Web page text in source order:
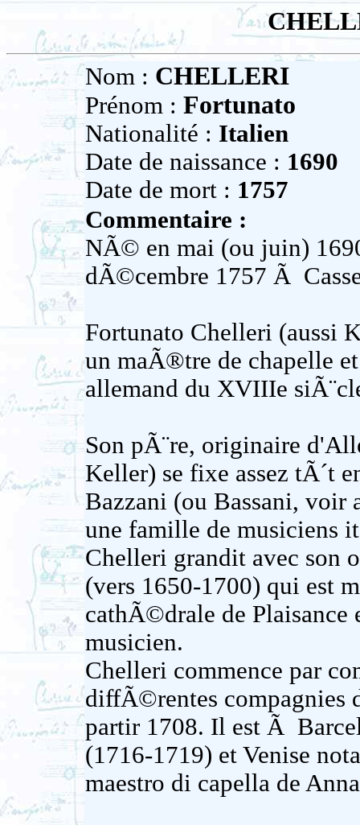
Nom : CHELLERI
Prénom : Fortunato
Nationalité : Italien
Date de naissance : 1690
Date de mort : 1757
Commentaire :
NÃ© en mai (ou juin)
dÃ©cembre 1757 Ã
Fortunato Chelleri (aussi
un maÃ®tre de chapelle
allemand du XVIIIe
Son pÃ¨re, originaire
Keller) se fixe assez tÃ´t
Bazzani (ou Bassani, voir
une famille de musiciens
Chelleri grandit avec son
(vers 1650-1700) qui est
cathÃ©drale de
musicien.
Chelleri commence par
diffÃ©rentes
partir 1708. Il est Ã
(1716-1719) et Venise
maestro di capella de